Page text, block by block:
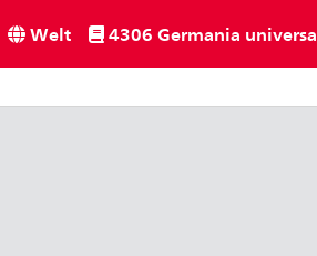
Welt 4306 Germania universa